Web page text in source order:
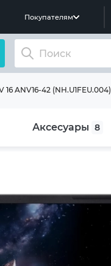
Покупателям
ANV16-42 (NH.U1FEU.004)
Аксесуары 8